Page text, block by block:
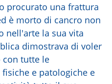
procurato una frattura
è morto di cancro non
nell'arte la sua vita
dimostrava di voler
con tutte le
e patologiche e